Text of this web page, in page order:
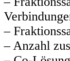
–
– Anzahl